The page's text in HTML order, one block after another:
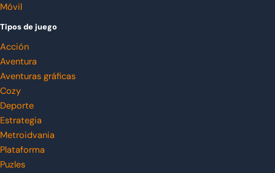
Móvil
Tipos de juego
Acción
Aventura
Aventuras gráficas
Cozy
Deporte
Estrategia
Metroidvania
Plataforma
Puzles